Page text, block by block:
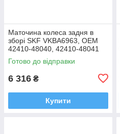
Маточина колеса задня в
зборі SKF VKBA6963, OEM
42410-48040, 42410-48041
Highlander, RX
Готово до відправки
6 316 ₴
Купити